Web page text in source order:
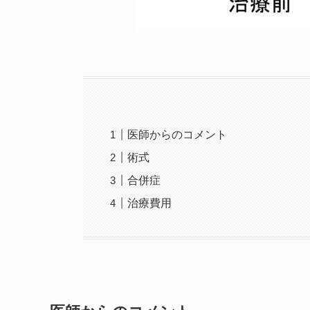
医師からのコメント
術式
合併症
治療費用